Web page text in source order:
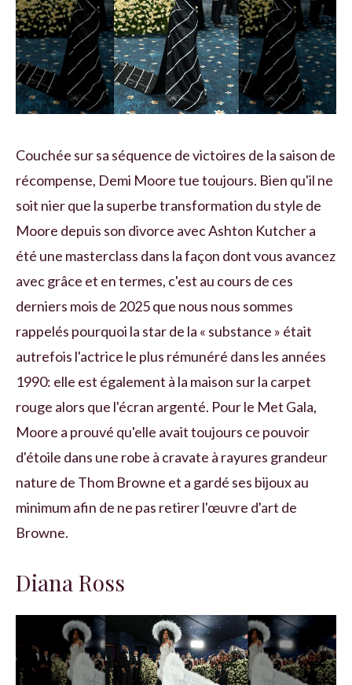
Couchée sur sa séquence de victoires de la saison de
récompense, Demi Moore tue toujours. Bien qu'il ne
soit nier que la superbe transformation du style de
Moore depuis son divorce avec Ashton Kutcher a
été une masterclass dans la façon dont vous avancez
avec grâce et en termes, c'est au cours de ces
derniers mois de 2025 que nous nous sommes
rappelés pourquoi la star de la « substance » était
autrefois l'actrice le plus rémunéré dans les années
1990: elle est également à la maison sur la carpet
rouge alors que l'écran argenté. Pour le Met Gala,
Moore a prouvé qu'elle avait toujours ce pouvoir
d'étoile dans une robe à cravate à rayures grandeur
nature de Thom Browne et a gardé ses bijoux au
minimum afin de ne pas retirer l'œuvre d'art de
Browne.
Diana Ross